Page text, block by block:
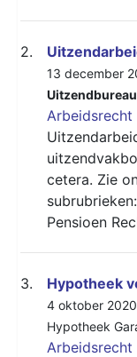
2.
13 december
Uitzendbureau
Arbeidsrecht
cetera. Zie
Pensioen
3. Hypotheek
4 oktober
Hypotheek
Arbeidsrecht